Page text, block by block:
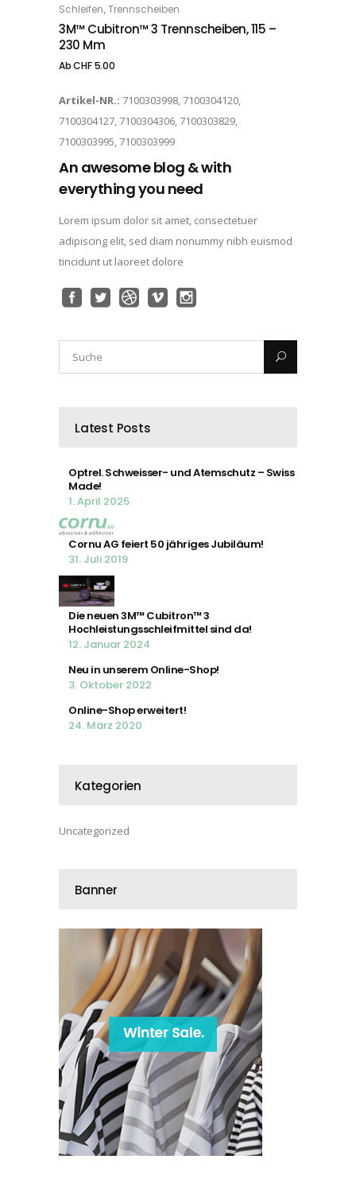
OPTIONS
Schleifen,Trennscheiben
3M™ Cubitron™ 3 Trennscheiben, 115 –
230 Mm
AbCHF5.00
Artikel-NR.: 7100303998, 7100304120,
7100304127, 7100304306, 7100303829,
7100303995, 7100303999
An awesome blog & with
everything you need
Lorem ipsum dolor sit amet, consectetuer
adipiscing elit, sed diam nonummy nibh euismod
tincidunt ut laoreet dolore
Latest Posts
Optrel. Schweisser- und Atemschutz – Swiss
Made!
1. April 2025
Cornu AG feiert 50 jähriges Jubiläum!
31. Juli 2019
Die neuen 3M™ Cubitron™ 3
Hochleistungsschleifmittel sind da!
12. Januar 2024
Neu in unserem Online-Shop!
3. Oktober 2022
Online-Shop erweitert!
24. März 2020
Kategorien
Uncategorized
Banner